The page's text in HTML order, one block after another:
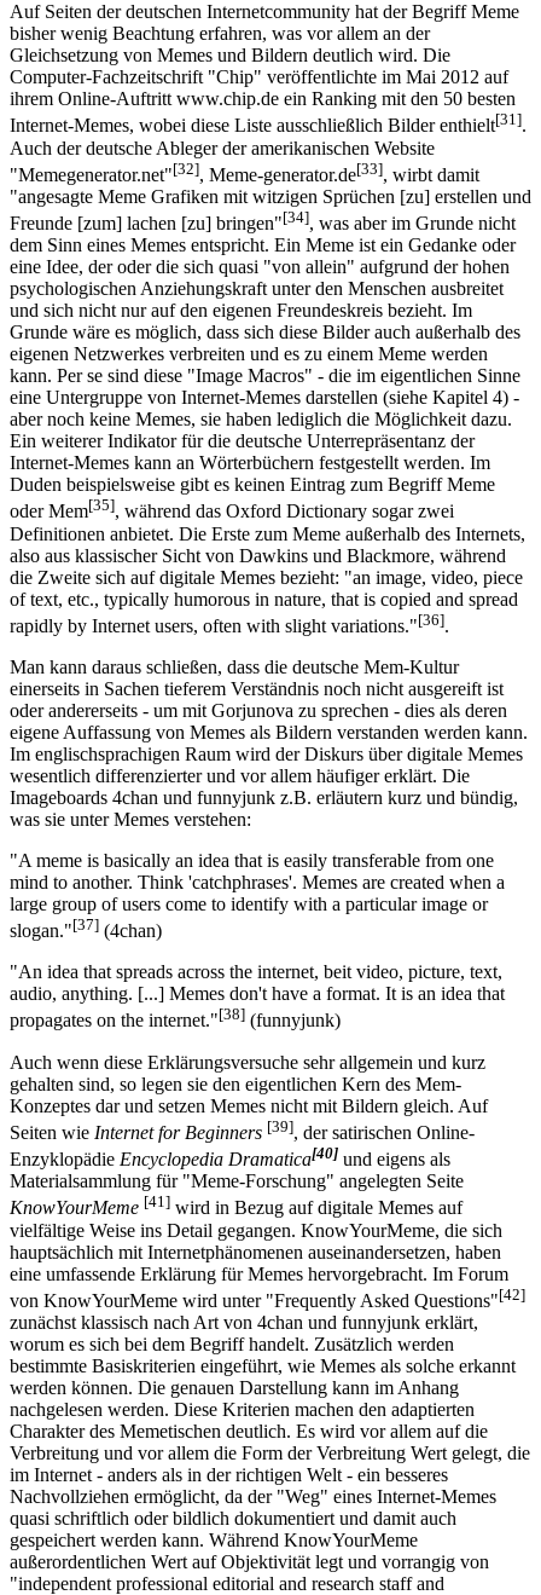
Auf Seiten der deutschen Internetcommunity hat der Begriff Meme
bisher wenig Beachtung erfahren, was vor allem an der
Gleichsetzung von Memes und Bildern deutlich wird. Die
Computer-Fachzeitschrift "Chip" veröffentlichte im Mai 2012 auf
ihrem Online-Auftritt www.chip.de ein Ranking mit den 50 besten
Internet-Memes, wobei diese Liste ausschließlich Bilder enthielt[31].
Auch der deutsche Ableger der amerikanischen Website
"Memegenerator.net"[32], Meme-generator.de[33], wirbt damit
"angesagte Meme Grafiken mit witzigen Sprüchen [zu] erstellen und
Freunde [zum] lachen [zu] bringen"[34], was aber im Grunde nicht
dem Sinn eines Memes entspricht. Ein Meme ist ein Gedanke oder
eine Idee, der oder die sich quasi "von allein" aufgrund der hohen
psychologischen Anziehungskraft unter den Menschen ausbreitet
und sich nicht nur auf den eigenen Freundeskreis bezieht. Im
Grunde wäre es möglich, dass sich diese Bilder auch außerhalb des
eigenen Netzwerkes verbreiten und es zu einem Meme werden
kann. Per se sind diese "Image Macros" - die im eigentlichen Sinne
eine Untergruppe von Internet-Memes darstellen (siehe Kapitel 4) -
aber noch keine Memes, sie haben lediglich die Möglichkeit dazu.
Ein weiterer Indikator für die deutsche Unterrepräsentanz der
Internet-Memes kann an Wörterbüchern festgestellt werden. Im
Duden beispielsweise gibt es keinen Eintrag zum Begriff Meme
oder Mem[35], während das Oxford Dictionary sogar zwei
Definitionen anbietet. Die Erste zum Meme außerhalb des Internets,
also aus klassischer Sicht von Dawkins und Blackmore, während
die Zweite sich auf digitale Memes bezieht: "an image, video, piece
of text, etc., typically humorous in nature, that is copied and spread
rapidly by Internet users, often with slight variations."[36].
Man kann daraus schließen, dass die deutsche Mem-Kultur
einerseits in Sachen tieferem Verständnis noch nicht ausgereift ist
oder andererseits - um mit Gorjunova zu sprechen - dies als deren
eigene Auffassung von Memes als Bildern verstanden werden kann.
Im englischsprachigen Raum wird der Diskurs über digitale Memes
wesentlich differenzierter und vor allem häufiger erklärt. Die
Imageboards 4chan und funnyjunk z.B. erläutern kurz und bündig,
was sie unter Memes verstehen:
"A meme is basically an idea that is easily transferable from one
mind to another. Think 'catchphrases'. Memes are created when a
large group of users come to identify with a particular image or
slogan."[37] (4chan)
"An idea that spreads across the internet, beit video, picture, text,
audio, anything. [...] Memes don't have a format. It is an idea that
propagates on the internet."[38] (funnyjunk)
Auch wenn diese Erklärungsversuche sehr allgemein und kurz
gehalten sind, so legen sie den eigentlichen Kern des Mem-
Konzeptes dar und setzen Memes nicht mit Bildern gleich. Auf
Seiten wie Internet for Beginners [39], der satirischen Online-
Enzyklopädie Encyclopedia Dramatica[40] und eigens als
Materialsammlung für "Meme-Forschung" angelegten Seite
KnowYourMeme [41] wird in Bezug auf digitale Memes auf
vielfältige Weise ins Detail gegangen. KnowYourMeme, die sich
hauptsächlich mit Internetphänomenen auseinandersetzen, haben
eine umfassende Erklärung für Memes hervorgebracht. Im Forum
von Know­YourMeme wird unter "Frequently Asked Questions"[42]
zunächst klassisch nach Art von 4chan und funnyjunk erklärt,
worum es sich bei dem Begriff handelt. Zusätzlich werden
bestimmte Basiskriterien eingeführt, wie Memes als solche erkannt
werden können. Die genauen Darstellung kann im Anhang
nachgelesen werden. Diese Kriterien machen den adaptierten
Charakter des Memetischen deutlich. Es wird vor allem auf die
Verbreitung und vor allem die Form der Verbreitung Wert gelegt, die
im Internet - anders als in der richtigen Welt - ein besseres
Nachvollziehen ermöglicht, da der "Weg" eines Internet-Memes
quasi schriftlich oder bildlich dokumentiert und damit auch
gespeichert werden kann. Während KnowYourMeme
außerordentlichen Wert auf Objektivität legt und vorrangig von
"independent professional editorial and research staff and